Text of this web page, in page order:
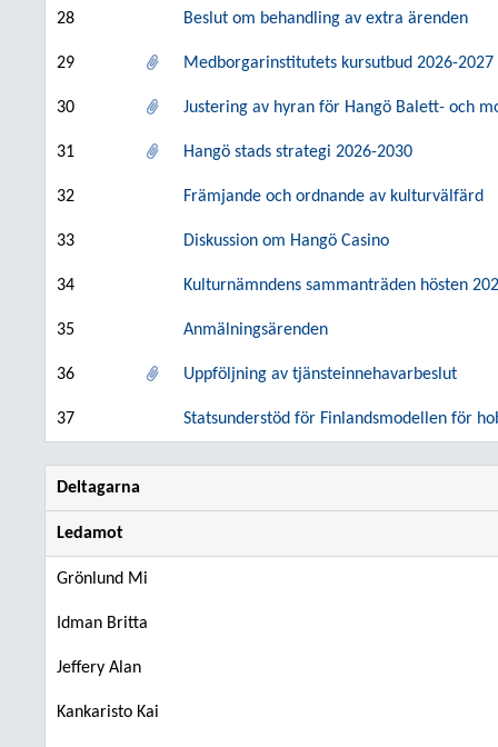
28 Beslut om behandling av extra ärenden
29 Medborgarinstitutets kursutbud 2026-2027
30 Justering av hyran för Hangö Balett- och
31 Hangö stads strategi 2026-2030
32 Främjande och ordnande av kulturvälfärd
33 Diskussion om Hangö Casino
34 Kulturnämndens sammanträden hösten
35 Anmälningsärenden
36 Uppföljning av tjänsteinnehavarbeslut
37 Statsunderstöd för Finlandsmodellen för
Deltagarna
Ledamot
Grönlund Mi
Idman Britta
Jeffery Alan
Kankaristo Kai